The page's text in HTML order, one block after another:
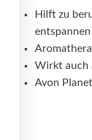
Hilft zu
Wirkt auch
Avon